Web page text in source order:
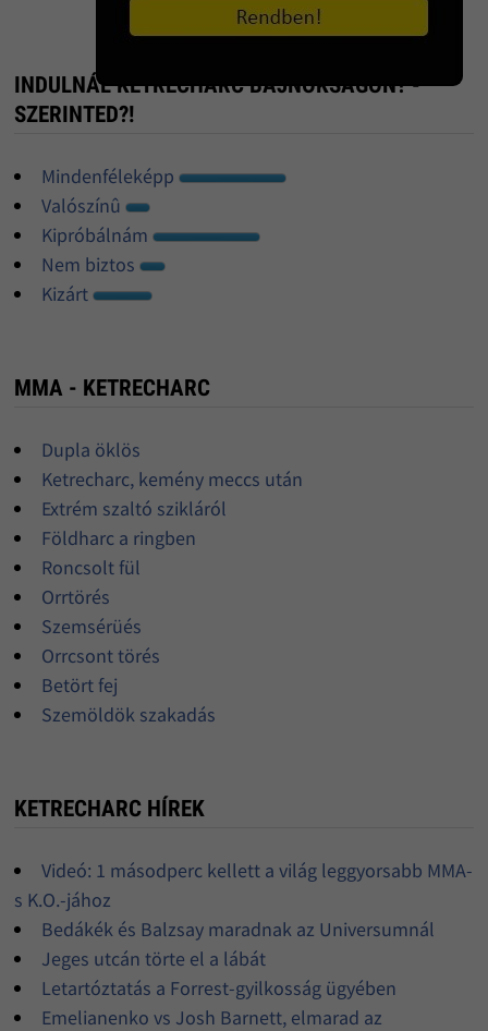
INDULNÁL KETRECHARC BAJNOKSÁGON? -
SZERINTED?!
Mindenféleképp
Valószínû
Kipróbálnám
Nem biztos
Kizárt
MMA - KETRECHARC
Dupla öklös
Ketrecharc, kemény meccs után
Extrém szaltó szikláról
Földharc a ringben
Roncsolt fül
Orrtörés
Szemsérüés
Orrcsont törés
Betört fej
Szemöldök szakadás
KETRECHARC HÍREK
Videó: 1 másodperc kellett a világ leggyorsabb MMA-
s K.O.-jához
Bedákék és Balzsay maradnak az Universumnál
Jeges utcán törte el a lábát
Letartóztatás a Forrest-gyilkosság ügyében
Emelianenko vs Josh Barnett, elmarad az